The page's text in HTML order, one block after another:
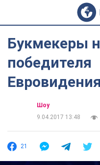
Букмекеры
победителя
Шоу
9.04.2017 13:48
21